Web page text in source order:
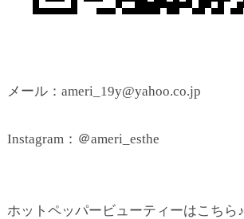
メール：ameri_19y@yahoo.co.jp
Instagram：＠ameri_esthe
ホットペッパービューティーはこちら♪